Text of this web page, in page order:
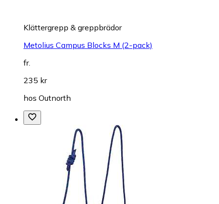
Klättergrepp & greppbrädor
Metolius Campus Blocks M (2-pack)
fr.
235 kr
hos Outnorth